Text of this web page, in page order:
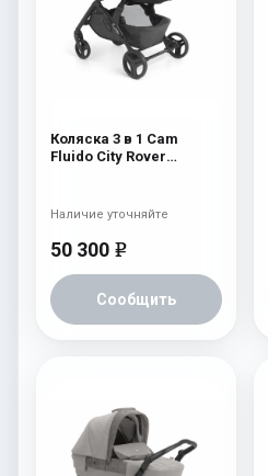
Коляска 3 в 1 Cam
Fluido City Rover
50 300 e
Сообщить
Наличие уточняйте